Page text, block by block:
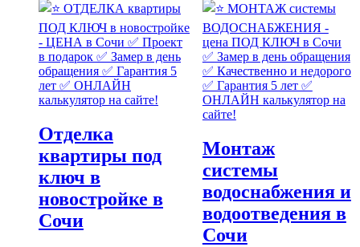
Отделка
квартиры под
ключ в
новостройке в
Сочи
Монтаж
системы
водоснабжения и
водоотведения в
Сочи